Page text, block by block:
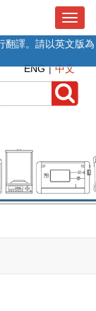
T
o
g
l
e
n
g
a
t
i
翻譯。請以英文版為
ENG
中文